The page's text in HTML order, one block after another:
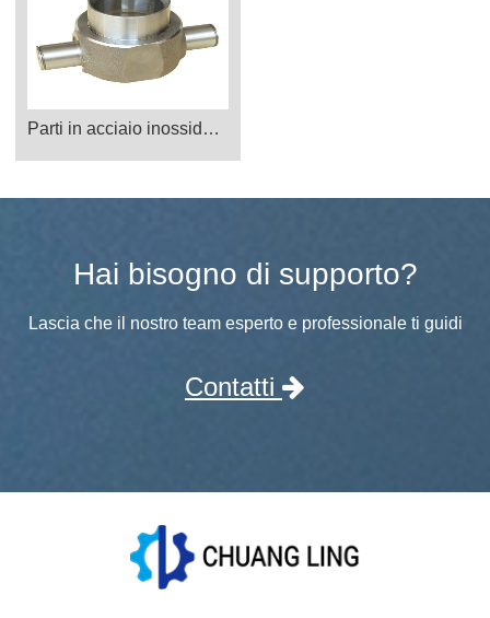
Parti in acciaio inossidabile
Hai bisogno di supporto?
Lascia che il nostro team esperto e professionale ti guidi
Contatti